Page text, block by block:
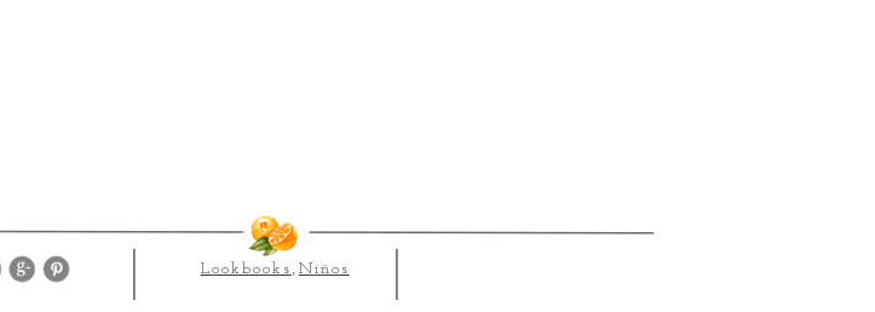
Lookbooks Niños